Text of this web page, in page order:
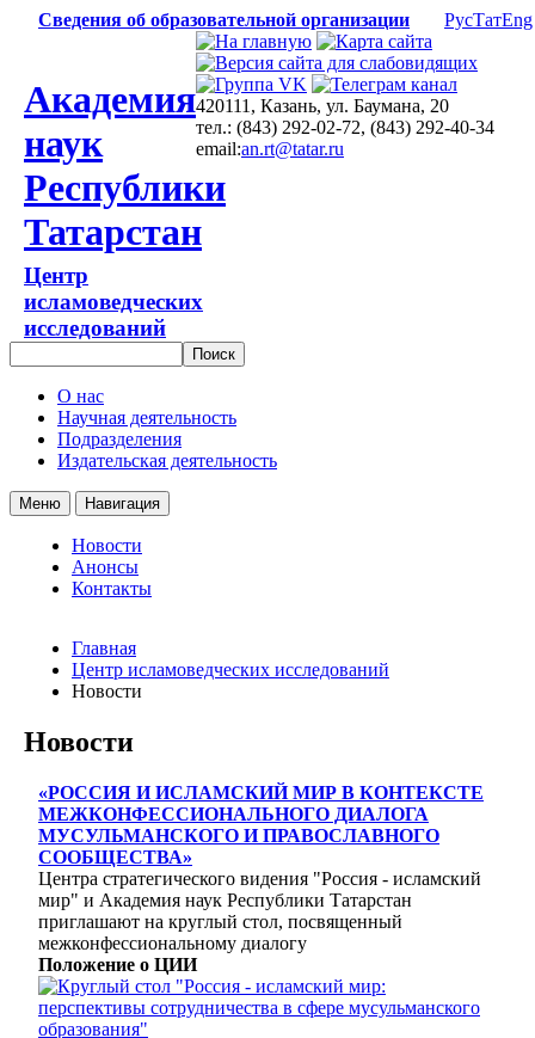
Сведения об образовательной организации РусТатEng
Академия
наук
Республики
Татарстан
Центр
исламоведческих
исследований
420111, Казань, ул. Баумана, 20
тел.: (843) 292-02-72, (843) 292-40-34
email:an.rt@tatar.ru
О нас
Научная деятельность
Подразделения
Издательская деятельность
Меню Навигация
Новости
Анонсы
Контакты
Главная
Центр исламоведческих исследований
Новости
Новости
«РОССИЯ И ИСЛАМСКИЙ МИР В КОНТЕКСТЕ
МЕЖКОНФЕССИОНАЛЬНОГО ДИАЛОГА
МУСУЛЬМАНСКОГО И ПРАВОСЛАВНОГО
СООБЩЕСТВА»
Центра стратегического видения "Россия - исламский
мир" и Академия наук Республики Татарстан
приглашают на круглый стол, посвященный
межконфессиональному диалогу
Положение о ЦИИ